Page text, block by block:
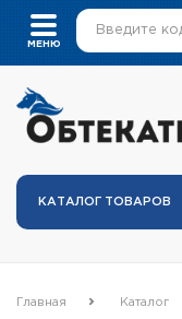
КАТАЛОГ ТОВАРОВ
Главная Каталог